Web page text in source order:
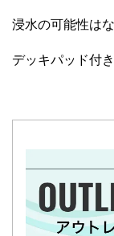
浸水の可能性は
デッキパッド付き